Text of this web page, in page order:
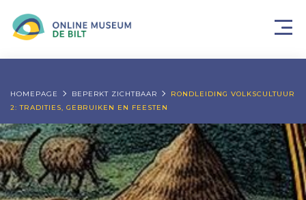
HOMEPAGE BEPERKT ZICHTBAAR
RONDLEIDING VOLKSCULTUUR
2: TRADITIES, GEBRUIKEN EN FEESTEN